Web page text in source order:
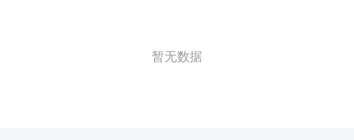
暂无数据